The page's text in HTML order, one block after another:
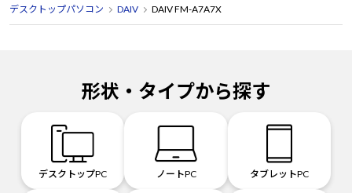
デスクトップパソコン
DAIV DAIV FM-A7A7X
形状・タイプから探す
デスクトップPC ノートPC タブレットPC